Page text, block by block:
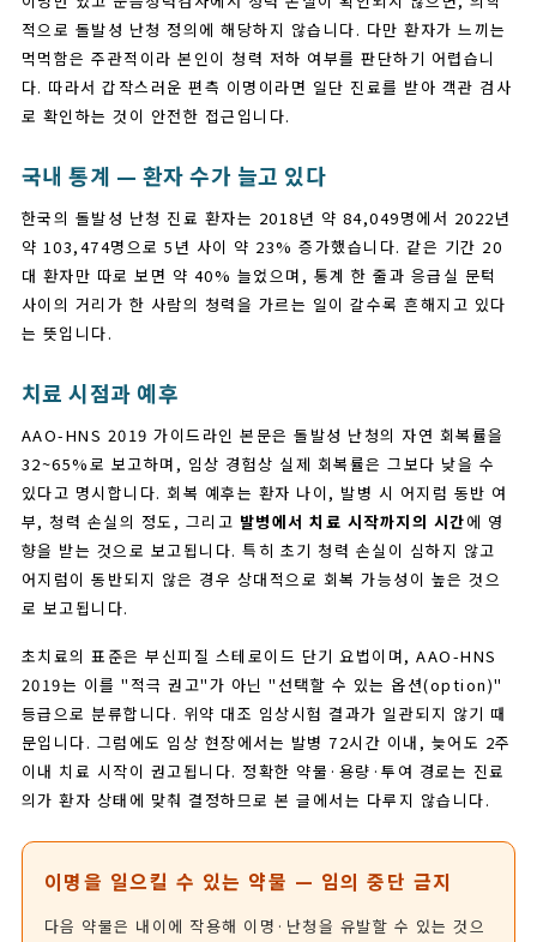
적으로 돌발성 난청 정의에 해당하지 않습니다. 다만 환자가 느끼는
먹먹함은 주관적이라 본인이 청력 저하 여부를 판단하기 어렵습니
다. 따라서 갑작스러운 편측 이명이라면 일단 진료를 받아 객관 검사
로 확인하는 것이 안전한 접근입니다.
국내 통계 — 환자 수가 늘고 있다
한국의 돌발성 난청 진료 환자는 2018년 약 84,049명에서 2022년
약 103,474명으로 5년 사이 약 23% 증가했습니다. 같은 기간 20
대 환자만 따로 보면 약 40% 늘었으며, 통계 한 줄과 응급실 문턱
사이의 거리가 한 사람의 청력을 가르는 일이 갈수록 흔해지고 있다
는 뜻입니다.
치료 시점과 예후
AAO-HNS 2019 가이드라인 본문은 돌발성 난청의 자연 회복률을
32~65%로 보고하며, 임상 경험상 실제 회복률은 그보다 낮을 수
있다고 명시합니다. 회복 예후는 환자 나이, 발병 시 어지럼 동반 여
부, 청력 손실의 정도, 그리고 발병에서 치료 시작까지의 시간에 영
향을 받는 것으로 보고됩니다. 특히 초기 청력 손실이 심하지 않고
어지럼이 동반되지 않은 경우 상대적으로 회복 가능성이 높은 것으
로 보고됩니다.
초치료의 표준은 부신피질 스테로이드 단기 요법이며, AAO-HNS
2019는 이를 "적극 권고"가 아닌 "선택할 수 있는 옵션(option)"
등급으로 분류합니다. 위약 대조 임상시험 결과가 일관되지 않기 때
문입니다. 그럼에도 임상 현장에서는 발병 72시간 이내, 늦어도 2주
이내 치료 시작이 권고됩니다. 정확한 약물·용량·투여 경로는 진료
의가 환자 상태에 맞춰 결정하므로 본 글에서는 다루지 않습니다.
이명을 일으킬 수 있는 약물 — 임의 중단 금지
다음 약물은 내이에 작용해 이명·난청을 유발할 수 있는 것으